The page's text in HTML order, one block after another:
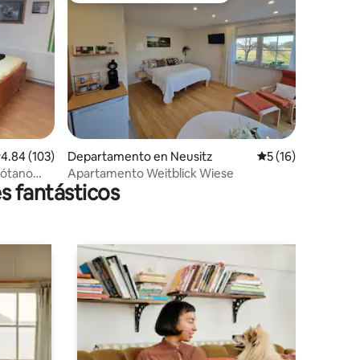
promedio: 4.84 de 5; 103 evaluaciones
4.84 (103)
Departamento en Neusitz Calificación
5 (16)
Apartamento Weitblick Wiese
fantásticos